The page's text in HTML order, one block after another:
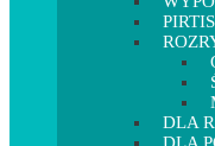
DLA